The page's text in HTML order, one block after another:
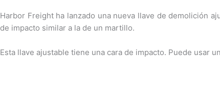
Harbor Freight ha lanzado una nueva llave de demolición
de impacto similar a la de un martillo.
Esta llave ajustable tiene una cara de impacto. Puede usar